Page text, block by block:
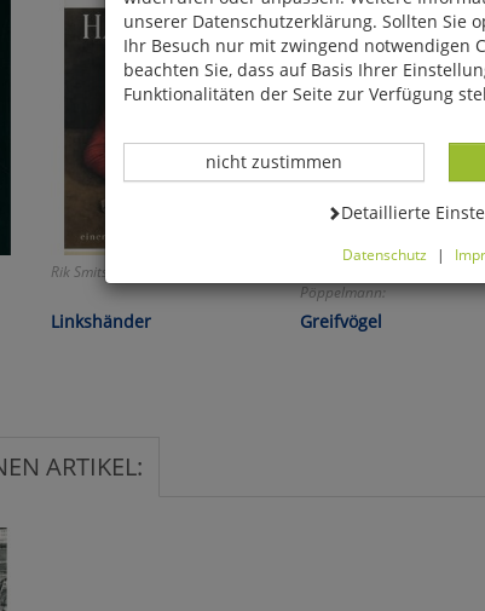
Rik Smits:
Linkshänder
Pöppelmann:
Greifvögel
ARTIKEL:
unserer Datenschutzerklärung. Sollten Sie
Ihr Besuch nur mit zwingend notwendigen
beachten Sie, dass auf Basis Ihrer
Funktionalitäten der Seite zur Verfügung
Datenverarbeitung -
nicht zustimmen
Detaillierte
Datenschutz |
Cookies ablehnen, wird Ihr Besuch nur mit
fortgeführt. Bitte beachten Sie, dass auf
nicht mehr alle Funktionalitäten der Seite